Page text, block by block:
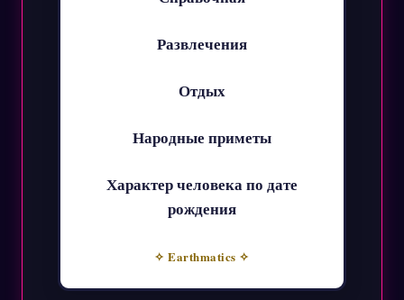
Развлечения
Отдых
Народные приметы
Характер человека по дате
рождения
✧ Earthmatics ✧